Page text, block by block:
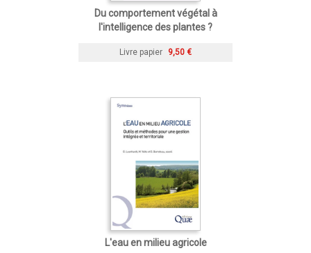
Du comportement végétal à
l'intelligence des plantes ?
Livre papier 9,50 €
L'eau en milieu agricole